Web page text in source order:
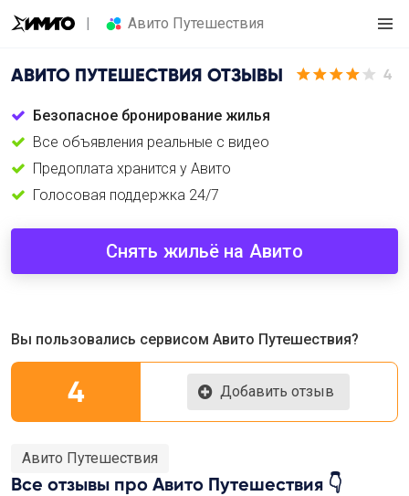
Авито Путешествия
АВИТО ПУТЕШЕСТВИЯ ОТЗЫВЫ 4
Безопасное бронирование жилья
Все объявления реальные с видео
Предоплата хранится у Авито
Голосовая поддержка 24/7
Снять жильё на Авито
Вы пользовались сервисом Авито Путешествия?
4 Добавить отзыв
Авито Путешествия
Все отзывы про Авито Путешествия 👇